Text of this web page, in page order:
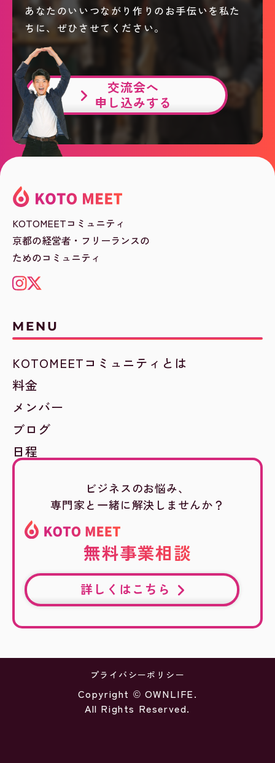
あなたのいいつながり作りのお手伝いを私た
ちに、ぜひさせてください。
交流会へ
申し込みする
KOTOMEETコミュニティ
京都の経営者・フリーランスの
ためのコミュニティ
MENU
KOTOMEETコミュニティとは
料金
メンバー
ブログ
日程
ビジネスのお悩み、
専門家と一緒に解決しませんか？
無料事業相談
詳しくはこちら
プライバシーポリシー
Copyright © OWNLIFE.
All Rights Reserved.